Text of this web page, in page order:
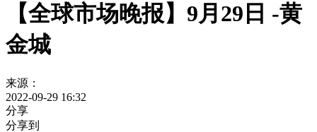
【全球市场晚报】9月29日 -黄
金城
来源：
2022-09-29 16:32
分享
分享到